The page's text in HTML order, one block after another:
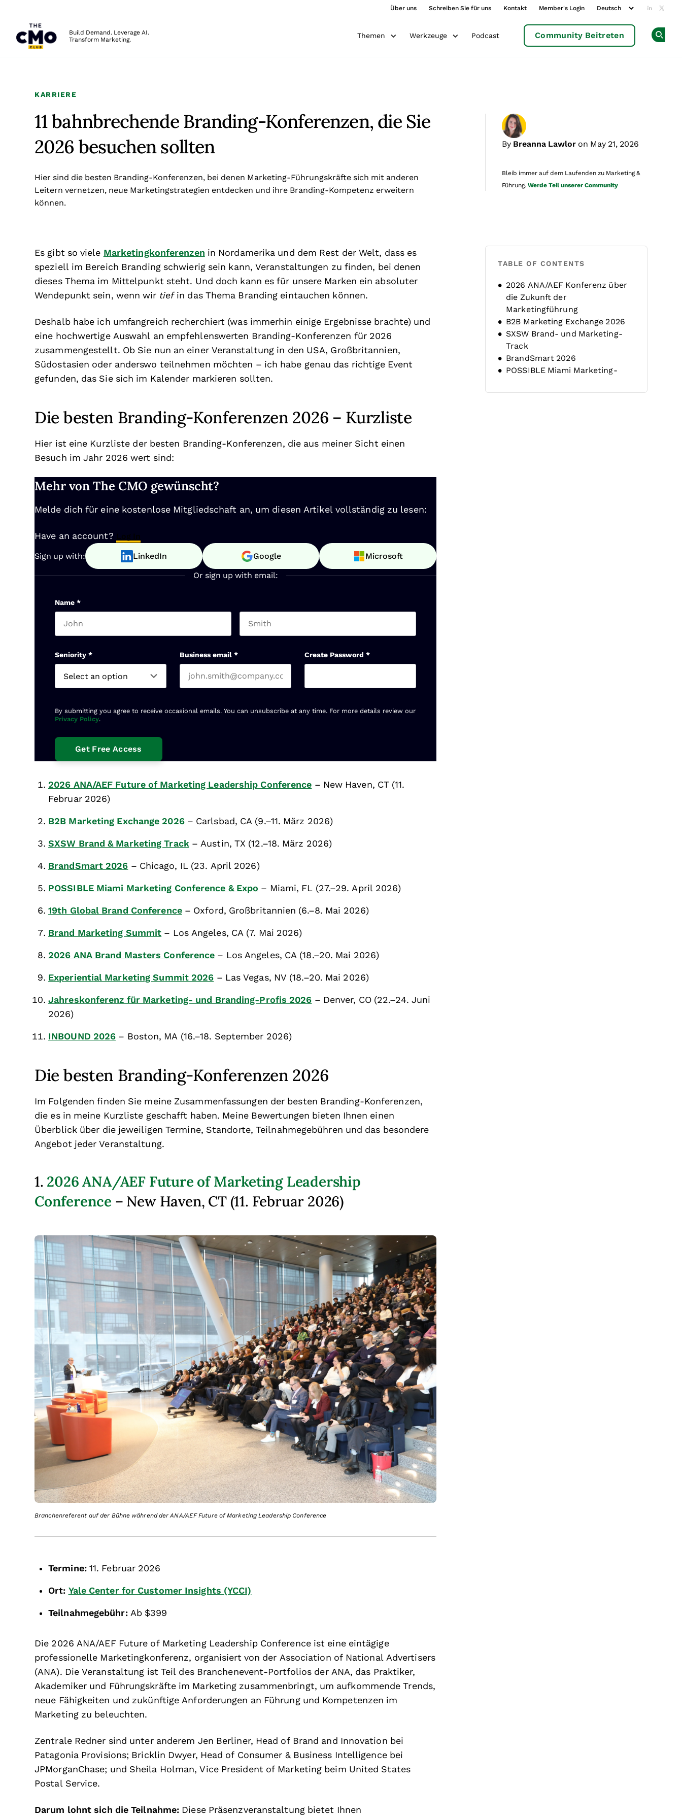
Über uns Schreiben Sie für uns Kontakt Member's Login Add us
Build Demand. Leverage AI.
Transform Marketing.
Themen Werkzeuge Podcast Community Beitreten
KARRIERE
11 bahnbrechende Branding-Konferenzen, die Sie
2026 besuchen sollten
By Breanna Lawlor on May 21, 2026
Bleib immer auf dem Laufenden zu Marketing &
Führung. Werde Teil unserer Community
Hier sind die besten Branding-Konferenzen, bei denen Marketing-Führungskräfte sich mit anderen
Leitern vernetzen, neue Marketingstrategien entdecken und ihre Branding-Kompetenz erweitern
können.
Es gibt so viele Marketingkonferenzen in Nordamerika und dem Rest der Welt, dass es
speziell im Bereich Branding schwierig sein kann, Veranstaltungen zu finden, bei denen
dieses Thema im Mittelpunkt steht. Und doch kann es für unsere Marken ein absoluter
Wendepunkt sein, wenn wir tiefin das Thema Branding eintauchen können.
Deshalb habe ich umfangreich recherchiert (was immerhin einige Ergebnisse brachte) und
eine hochwertige Auswahl an empfehlenswerten Branding-Konferenzen für 2026
zusammengestellt. Ob Sie nun an einer Veranstaltung in den USA, Großbritannien,
Südostasien oder anderswo teilnehmen möchten – ich habe genau das richtige Event
gefunden, das Sie sich im Kalender markieren sollten.
Die besten Branding-Konferenzen 2026 – Kurzliste
Hier ist eine Kurzliste der besten Branding-Konferenzen, die aus meiner Sicht einen
Besuch im Jahr 2026 wert sind:
Mehr von The CMO gewünscht?
Melde dich für eine kostenlose Mitgliedschaft an, um diesen Artikel vollständig zu lesen:
Have an account? Log In
Sign up with: LinkedIn Google Microsoft
Or sign up with email:
Name *
Seniority * Business email * Create Password *
By submitting you agree to receive occasional emails. You can unsubscribe at any time. For more details review our
Privacy Policy.
2026 ANA/AEF Future of Marketing Leadership Conference – New Haven, CT (11.
Februar 2026)
B2B Marketing Exchange 2026– Carlsbad, CA (9.–11. März 2026)
SXSW Brand & Marketing Track– Austin, TX (12.–18. März 2026)
BrandSmart 2026 – Chicago, IL (23. April 2026)
POSSIBLE Miami Marketing Conference & Expo – Miami, FL (27.–29. April 2026)
19th Global Brand Conference– Oxford, Großbritannien (6.–8. Mai 2026)
Brand Marketing Summit – Los Angeles, CA (7. Mai 2026)
2026 ANA Brand Masters Conference – Los Angeles, CA (18.–20. Mai 2026)
Experiential Marketing Summit 2026 – Las Vegas, NV (18.–20. Mai 2026)
Jahreskonferenz für Marketing- und Branding-Profis 2026 – Denver, CO (22.–24. Juni
2026)
INBOUND 2026 – Boston, MA (16.–18. September 2026)
Die besten Branding-Konferenzen 2026
Im Folgenden finden Sie meine Zusammenfassungen der besten Branding-Konferenzen,
die es in meine Kurzliste geschafft haben. Meine Bewertungen bieten Ihnen einen
Überblick über die jeweiligen Termine, Standorte, Teilnahmegebühren und das besondere
Angebot jeder Veranstaltung.
1. 2026 ANA/AEF Future of Marketing Leadership
Conference – New Haven, CT (11. Februar 2026)
Branchenreferent auf der Bühne während der ANA/AEF Future of Marketing Leadership Conference
Termine:11. Februar 2026
Ort: Yale Center for Customer Insights (YCCI)
Teilnahmegebühr:Ab $399
Die 2026 ANA/AEF Future of Marketing Leadership Conference ist eine eintägige
professionelle Marketingkonferenz, organisiert von der Association of National Advertisers
(ANA). Die Veranstaltung ist Teil des Branchenevent-Portfolios der ANA, das Praktiker,
Akademiker und Führungskräfte im Marketing zusammenbringt, um aufkommende Trends,
neue Fähigkeiten und zukünftige Anforderungen an Führung und Kompetenzen im
Marketing zu beleuchten.
Zentrale Redner sind unter anderem Jen Berliner, Head of Brand and Innovation bei
Patagonia Provisions; Bricklin Dwyer, Head of Consumer & Business Intelligence bei
JPMorganChase; und Sheila Holman, Vice President of Marketing beim United States
Postal Service.
Darum lohnt sich die Teilnahme: Diese Präsenzveranstaltung bietet Ihnen
TABLE OF CONTENTS
2026 ANA/AEF Konferenz über
die Zukunft der
Marketingführung
B2B Marketing Exchange 2026
SXSW Brand- und Marketing-
Track
BrandSmart 2026
POSSIBLE Miami Marketing-
19. Globale Marken-Konferenz